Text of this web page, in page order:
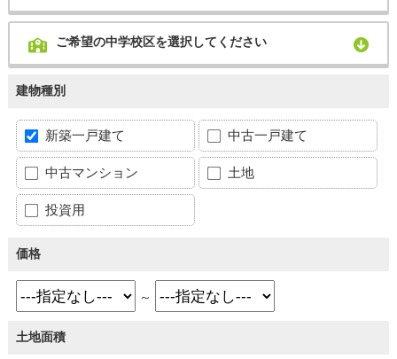
ご希望の中学校区を選択してください
建物種別
新築一戸建て 中古一戸建て
中古マンション 土地
投資用
価格
～
土地面積